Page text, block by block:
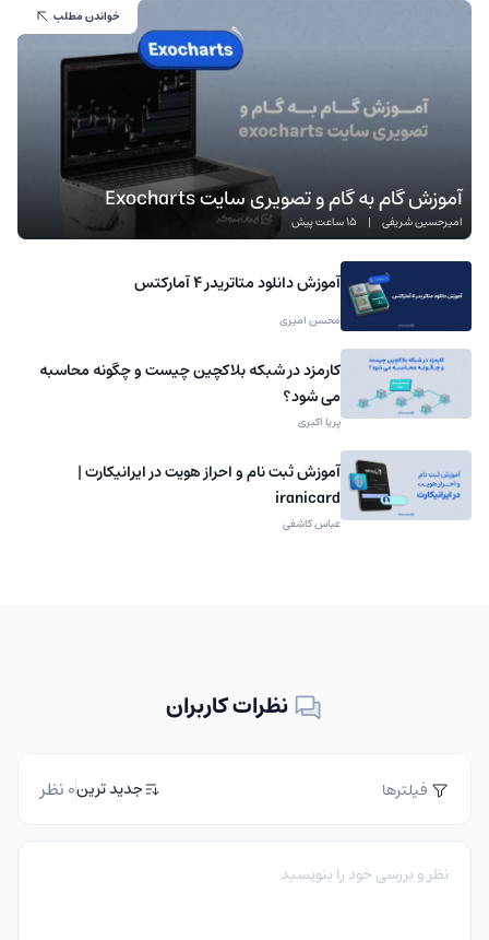
آموزش گام به گام و تصویری سایت Exocharts
امیرحسین شریفی | 15 ساعت پیش
خواندن مطلب
آموزش دانلود متاتریدر 4 آمارکتس
محسن امیری
کارمزد در شبکه بلاکچین چیست و چگونه محاسبه
می شود؟
پریا اکبری
آموزش ثبت نام و احراز هویت در ایرانیکارت |
iranicard
عباس کاشفی
نظرات کاربران
فیلترها جدید ترین0 نظر